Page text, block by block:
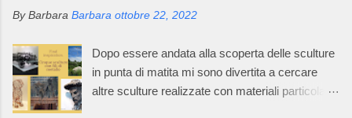
per il mondo dei bambini. Oggi l’azienda della
diventata leader nel settore “maglieria esterna
diminuita” e il suo mondo incantato ha
affascinato anche tutti i componenti della sua
By Barbara Barbara ottobre 22, 2022
Dopo essere andata alla scoperta delle sculture
in punta di matita mi sono divertita a cercare
altre sculture realizzate con materiali particolari.